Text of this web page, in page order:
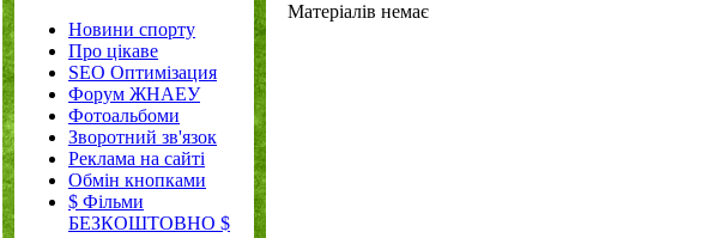
Новини спорту
Про цікаве
SEO Оптимізация
Форум ЖНАЕУ
Фотоальбоми
Зворотний зв'язок
Реклама на сайті
Обмін кнопками
$ Фільми
БЕЗКОШТОВНО $
Матеріалів немає